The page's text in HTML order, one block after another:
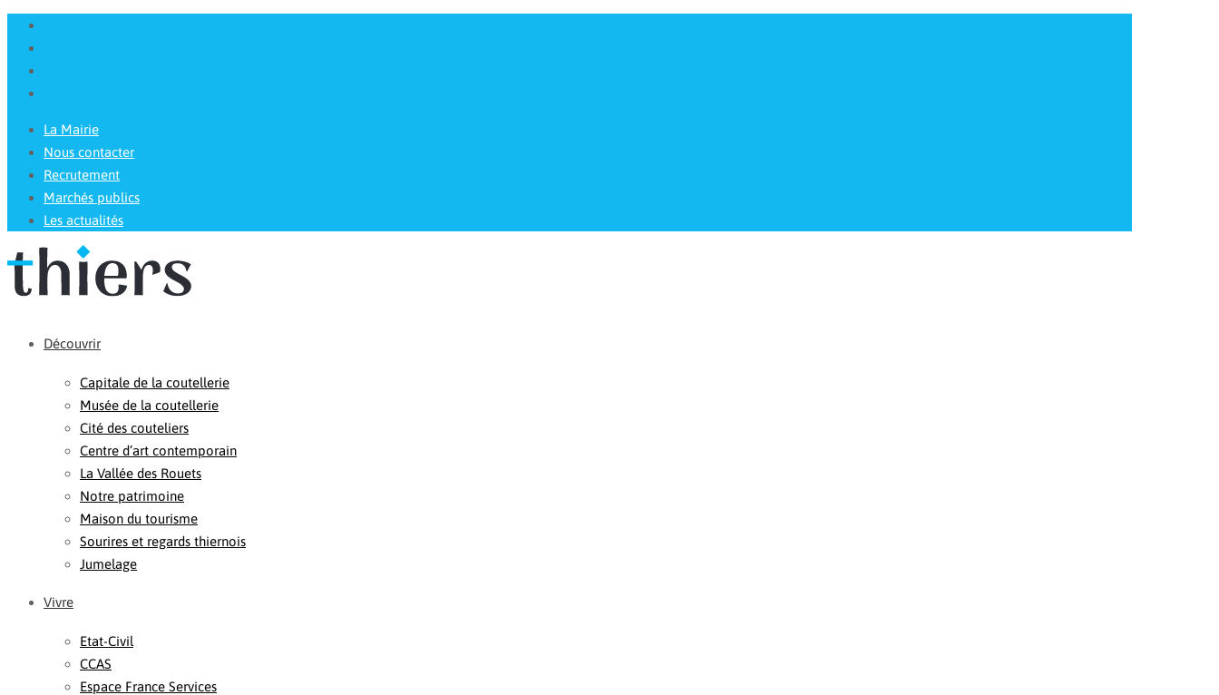
La Mairie
Nous contacter
Recrutement
Marchés publics
Les actualités
Découvrir
Capitale de la coutellerie
Musée de la coutellerie
Cité des couteliers
Centre d’art contemporain
La Vallée des Rouets
Notre patrimoine
Maison du tourisme
Sourires et regards thiernois
Jumelage
Vivre
Etat-Civil
CCAS
Espace France Services